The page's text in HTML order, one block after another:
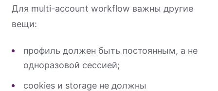
Для multi-account workflow важны другие
вещи:
профиль должен быть постоянным, а не
одноразовой сессией;
cookies и storage не должны